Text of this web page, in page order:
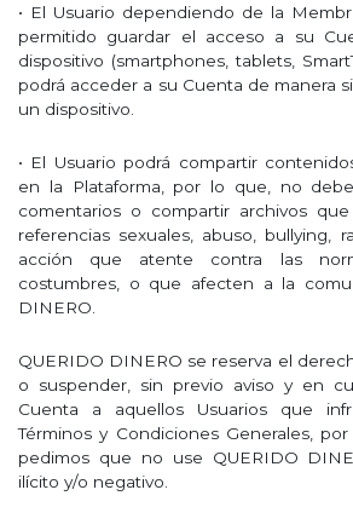
• El Usuario dependiendo de la
permitido guardar el acceso a su
dispositivo (smartphones, tablets,
podrá acceder a su Cuenta de manera
un dispositivo.
• El Usuario podrá compartir
en la Plataforma, por lo que, no
comentarios o compartir archivos
referencias sexuales, abuso, bullying,
acción que atente contra las
costumbres, o que afecten a la
DINERO.
QUERIDO DINERO se reserva el
o suspender, sin previo aviso y en
Cuenta a aquellos Usuarios que
Términos y Condiciones Generales,
pedimos que no use QUERIDO
ilícito y/o negativo.